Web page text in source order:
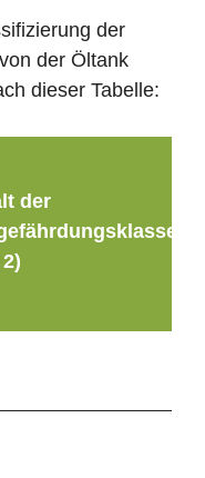
der
der Öltank
dieser Tabelle:
der